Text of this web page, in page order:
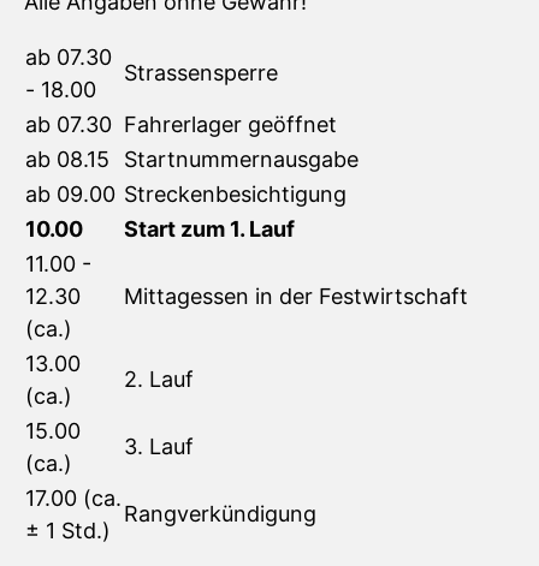
ab 07.30
- 18.00
Strassensperre
ab 07.30 Fahrerlager geöffnet
ab 08.15
Startnummernausgabe
ab 09.00 Streckenbesichtigung
10.00
Start zum 1. Lauf
11.00 -
12.30
(ca.)
Mittagessen in der Festwirtschaft
13.00
(ca.)
2. Lauf
15.00
(ca.)
3. Lauf
17.00 (ca.
± 1 Std.)
Rangverkündigung